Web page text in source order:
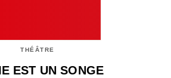
THÉÂTRE
EST UN SONGE